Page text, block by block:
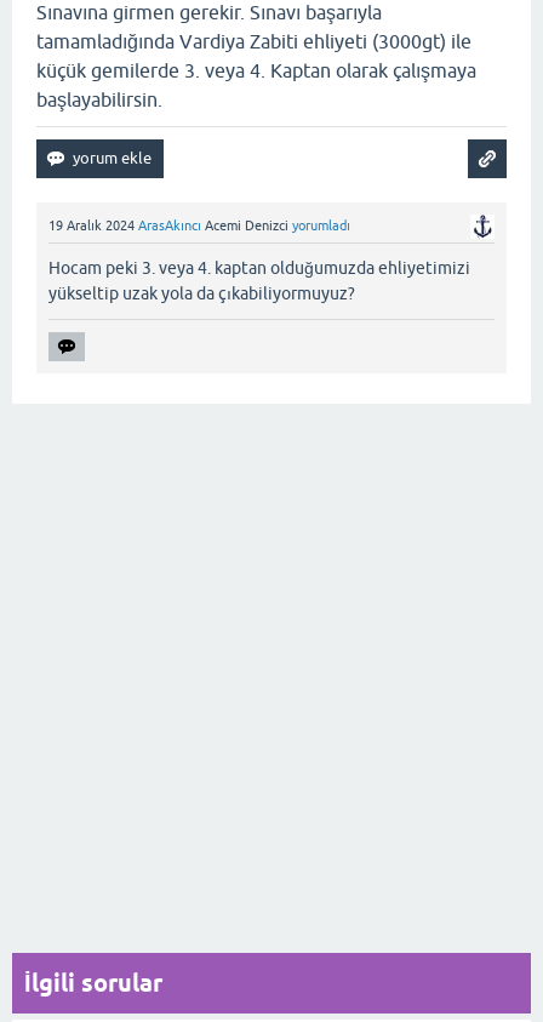
Sınavına girmen gerekir. Sınavı başarıyla
tamamladığında Vardiya Zabiti ehliyeti (3000gt) ile
küçük gemilerde 3. veya 4. Kaptan olarak çalışmaya
başlayabilirsin.
19 Aralık 2024 ArasAkıncı Acemi Denizci yorumladı
Hocam peki 3. veya 4. kaptan olduğumuzda ehliyetimizi
yükseltip uzak yola da çıkabiliyormuyuz?
İlgili sorular